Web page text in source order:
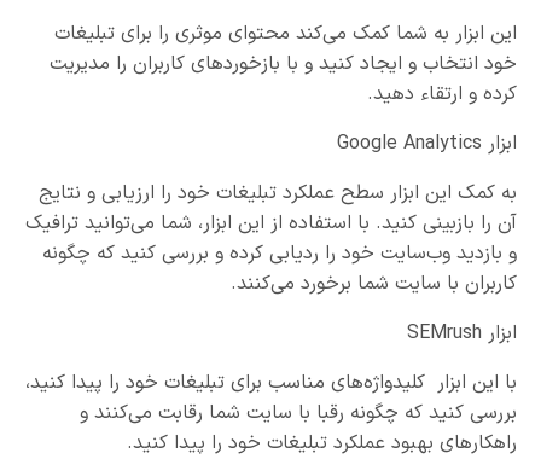
این ابزار به شما کمک می‌کند محتوای موثری را برای تبلیغات
خود انتخاب و ایجاد کنید و با بازخوردهای کاربران را مدیریت
کرده و ارتقاء دهید.
ابزار Google Analytics
به کمک این ابزار سطح عملکرد تبلیغات خود را ارزیابی و نتایج
آن را بازبینی کنید. با استفاده از این ابزار، شما می‌توانید ترافیک
و بازدید وب‌سایت خود را ردیابی کرده و بررسی کنید که چگونه
کاربران با سایت شما برخورد می‌کنند.
ابزار SEMrush
با این ابزار کلیدواژه‌های مناسب برای تبلیغات خود را پیدا کنید،
بررسی کنید که چگونه رقبا با سایت شما رقابت می‌کنند و
راهکارهای بهبود عملکرد تبلیغات خود را پیدا کنید.